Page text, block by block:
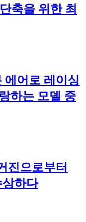
축을 위한 최
에어로 레이싱
하는 모델 중
진으로부터
하다